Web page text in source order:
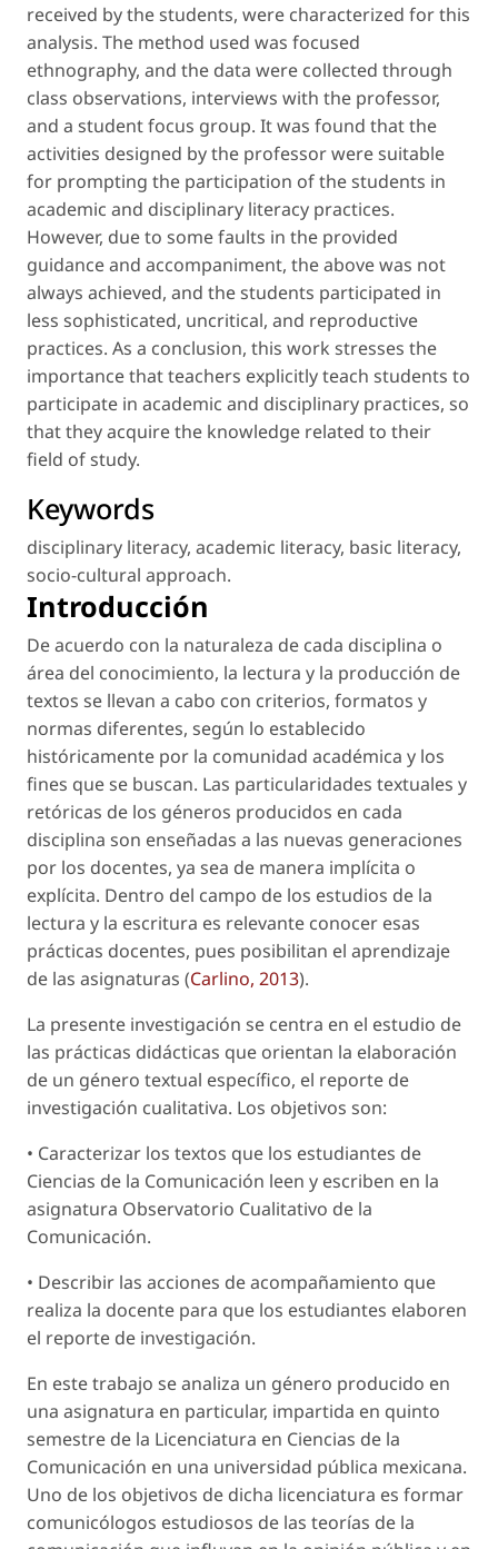
received by the students, were characterized for this
analysis. The method used was focused
ethnography, and the data were collected through
class observations, interviews with the professor,
and a student focus group. It was found that the
activities designed by the professor were suitable
for prompting the participation of the students in
academic and disciplinary literacy practices.
However, due to some faults in the provided
guidance and accompaniment, the above was not
always achieved, and the students participated in
less sophisticated, uncritical, and reproductive
practices. As a conclusion, this work stresses the
importance that teachers explicitly teach students to
participate in academic and disciplinary practices, so
that they acquire the knowledge related to their
field of study.
Keywords
disciplinary literacy, academic literacy, basic literacy,
socio-cultural approach.
Introducción
De acuerdo con la naturaleza de cada disciplina o
área del conocimiento, la lectura y la producción de
textos se llevan a cabo con criterios, formatos y
normas diferentes, según lo establecido
históricamente por la comunidad académica y los
fines que se buscan. Las particularidades textuales y
retóricas de los géneros producidos en cada
disciplina son enseñadas a las nuevas generaciones
por los docentes, ya sea de manera implícita o
explícita. Dentro del campo de los estudios de la
lectura y la escritura es relevante conocer esas
prácticas docentes, pues posibilitan el aprendizaje
de las asignaturas (Carlino, 2013).
La presente investigación se centra en el estudio de
las prácticas didácticas que orientan la elaboración
de un género textual específico, el reporte de
investigación cualitativa. Los objetivos son:
• Caracterizar los textos que los estudiantes de
Ciencias de la Comunicación leen y escriben en la
asignatura Observatorio Cualitativo de la
Comunicación.
• Describir las acciones de acompañamiento que
realiza la docente para que los estudiantes elaboren
el reporte de investigación.
En este trabajo se analiza un género producido en
una asignatura en particular, impartida en quinto
semestre de la Licenciatura en Ciencias de la
Comunicación en una universidad pública mexicana.
Uno de los objetivos de dicha licenciatura es formar
comunicólogos estudiosos de las teorías de la